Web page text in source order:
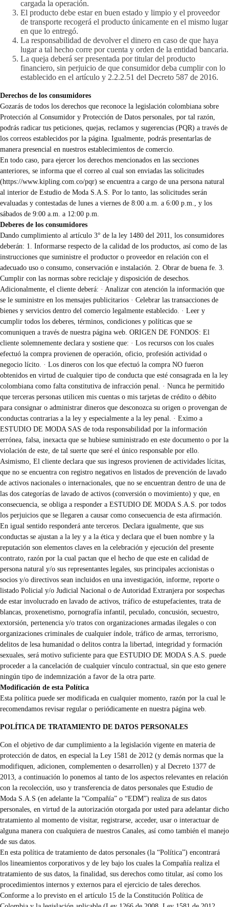
cargada la operación.
El producto debe estar en buen estado y limpio y el proveedor
de transporte recogerá el producto únicamente en el mismo lugar
en que lo entregó.
La responsabilidad de devolver el dinero en caso de que haya
lugar a tal hecho corre por cuenta y orden de la entidad bancaria.
La queja deberá ser presentada por titular del producto
financiero, sin perjuicio de que consumidor deba cumplir con lo
establecido en el artículo y 2.2.2.51 del Decreto 587 de 2016.
Derechos de los consumidores
Gozarás de todos los derechos que reconoce la legislación colombiana sobre
Protección al Consumidor y Protección de Datos personales, por tal razón,
podrás radicar tus peticiones, quejas, reclamos y sugerencias (PQR) a través de
los correos establecidos por la página. Igualmente, podrás presentarlas de
manera presencial en nuestros establecimientos de comercio.
En todo caso, para ejercer los derechos mencionados en las secciones
anteriores, se informa que el correo al cual son enviadas las solicitudes
(https://www.kipling.com.co/pqr) se encuentra a cargo de una persona natural
al interior de Estudio de Moda S.A.S. Por lo tanto, las solicitudes serán
evaluadas y contestadas de lunes a viernes de 8:00 a.m. a 6:00 p.m., y los
sábados de 9:00 a.m. a 12:00 p.m.
Deberes de los consumidores
Dando cumplimiento al artículo 3° de la ley 1480 del 2011, los consumidores
deberán: 1. Informarse respecto de la calidad de los productos, así como de las
instrucciones que suministre el productor o proveedor en relación con el
adecuado uso o consumo, conservación e instalación. 2. Obrar de buena fe. 3.
Cumplir con las normas sobre reciclaje y disposición de desechos.
Adicionalmente, el cliente deberá: · Analizar con atención la información que
se le suministre en los mensajes publicitarios · Celebrar las transacciones de
bienes y servicios dentro del comercio legalmente establecido. · Leer y
cumplir todos los deberes, términos, condiciones y políticas que se
comuniquen a través de nuestra página web. ORIGEN DE FONDOS: El
cliente solemnemente declara y sostiene que: · Los recursos con los cuales
efectuó la compra provienen de operación, oficio, profesión actividad o
negocio lícito. · Los dineros con los que efectuó la compra NO fueron
obtenidos en virtud de cualquier tipo de conducta que esté consagrada en la ley
colombiana como falta constitutiva de infracción penal. · Nunca he permitido
que terceras personas utilicen mis cuentas o mis tarjetas de crédito o débito
para consignar o administrar dineros que desconozca su origen o provengan de
conductas contrarias a la ley y especialmente a la ley penal. · Eximo a
ESTUDIO DE MODA SAS de toda responsabilidad por la información
errónea, falsa, inexacta que se hubiese suministrado en este documento o por la
violación de este, de tal suerte que seré el único responsable por ello.
Asimismo, El cliente declara que sus ingresos provienen de actividades lícitas,
que no se encuentra con registro negativos en listados de prevención de lavado
de activos nacionales o internacionales, que no se encuentran dentro de una de
las dos categorías de lavado de activos (conversión o movimiento) y que, en
consecuencia, se obliga a responder a ESTUDIO DE MODA S.A.S. por todos
los perjuicios que se llegaren a causar como consecuencia de esta afirmación.
En igual sentido responderá ante terceros. Declara igualmente, que sus
conductas se ajustan a la ley y a la ética y declara que el buen nombre y la
reputación son elementos claves en la celebración y ejecución del presente
contrato, razón por la cual pactan que el hecho de que este en calidad de
persona natural y/o sus representantes legales, sus principales accionistas o
socios y/o directivos sean incluidos en una investigación, informe, reporte o
listado Policial y/o Judicial Nacional o de Autoridad Extranjera por sospechas
de estar involucrado en lavado de activos, tráfico de estupefacientes, trata de
blancas, proxenetismo, pornografía infantil, peculado, concusión, secuestro,
extorsión, pertenencia y/o tratos con organizaciones armadas ilegales o con
organizaciones criminales de cualquier índole, tráfico de armas, terrorismo,
delitos de lesa humanidad o delitos contra la libertad, integridad y formación
sexuales, será motivo suficiente para que ESTUDIO DE MODA S.A.S. puede
proceder a la cancelación de cualquier vínculo contractual, sin que esto genere
ningún tipo de indemnización a favor de la otra parte.
Modificación de esta Política
Esta política puede ser modificada en cualquier momento, razón por la cual le
recomendamos revisar regular o periódicamente en nuestra página web.
POLÍTICA DE TRATAMIENTO DE DATOS PERSONALES
Con el objetivo de dar cumplimiento a la legislación vigente en materia de
protección de datos, en especial la Ley 1581 de 2012 (y demás normas que la
modifiquen, adicionen, complementen o desarrollen) y al Decreto 1377 de
2013, a continuación lo ponemos al tanto de los aspectos relevantes en relación
con la recolección, uso y transferencia de datos personales que Estudio de
Moda S.A.S (en adelante la “Compañía” o “EDM”) realiza de sus datos
personales, en virtud de la autorización otorgada por usted para adelantar dicho
tratamiento al momento de visitar, registrarse, acceder, usar o interactuar de
alguna manera con cualquiera de nuestros Canales, así como también el manejo
de sus datos.
En esta política de tratamiento de datos personales (la “Política”) encontrará
los lineamientos corporativos y de ley bajo los cuales la Compañía realiza el
tratamiento de sus datos, la finalidad, sus derechos como titular, así como los
procedimientos internos y externos para el ejercicio de tales derechos.
Conforme a lo previsto en el artículo 15 de la Constitución Política de